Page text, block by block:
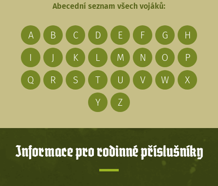
Abecední seznam všech vojáků:
A B C D E F G
H
I
J K L M N O
P
Q
R S T U V W
X
Y
Z
Informace pro rodinné příslušníky